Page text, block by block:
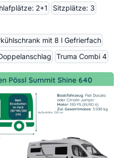
2+1
Sitzplätze: 3
mit 8 l Gefrierfach
Truma Combi 4